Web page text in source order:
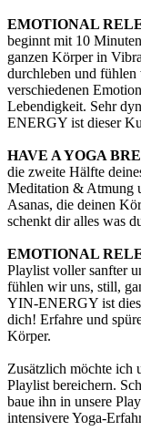
EMOTIONAL
beginnt mit 10
ganzen Körper in
durchleben und
verschiedenen
Lebendigkeit. Sehr
ENERGY ist dieser
HAVE A YOGA
die zweite Hälfte
Meditation & Atmung
Asanas, die deinen
schenkt dir alles was
EMOTIONAL
Playlist voller sanfter
fühlen wir uns, still,
YIN-ENERGY ist
dich! Erfahre und
Körper.
Zusätzlich möchte ich
Playlist bereichern.
baue ihn in unsere
intensivere Yoga-